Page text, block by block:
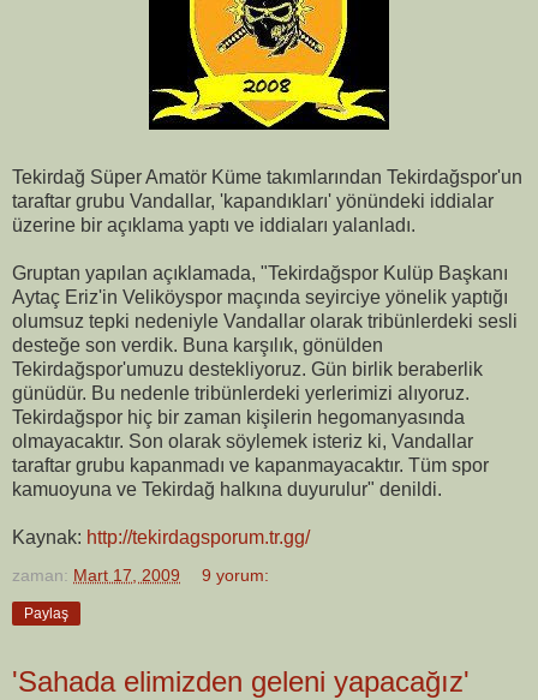
Tekirdağ Süper Amatör Küme takımlarından Tekirdağspor'un
taraftar grubu Vandallar, 'kapandıkları' yönündeki iddialar
üzerine bir açıklama yaptı ve iddiaları yalanladı.
Gruptan yapılan açıklamada, "Tekirdağspor Kulüp Başkanı
Aytaç Eriz'in Veliköyspor maçında seyirciye yönelik yaptığı
olumsuz tepki nedeniyle Vandallar olarak tribünlerdeki sesli
desteğe son verdik. Buna karşılık, gönülden
Tekirdağspor'umuzu destekliyoruz. Gün birlik beraberlik
günüdür. Bu nedenle tribünlerdeki yerlerimizi alıyoruz.
Tekirdağspor hiç bir zaman kişilerin hegomanyasında
olmayacaktır. Son olarak söylemek isteriz ki, Vandallar
taraftar grubu kapanmadı ve kapanmayacaktır. Tüm spor
kamuoyuna ve Tekirdağ halkına duyurulur" denildi.
Kaynak: http://tekirdagsporum.tr.gg/
zaman: Mart 17, 2009 9 yorum:
Paylaş
'Sahada elimizden geleni yapacağız'